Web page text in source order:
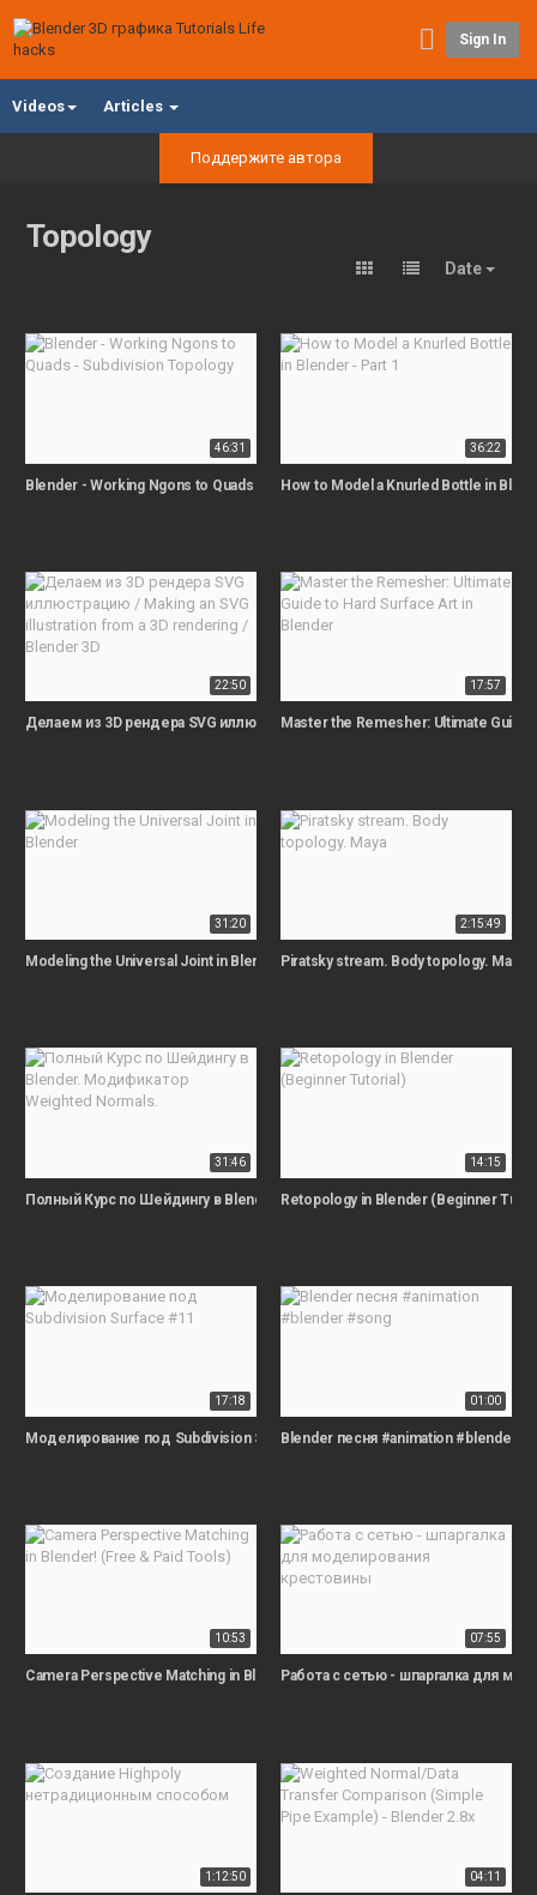
Sign In
Videos Articles
Поддержите автора
Topology
Date
46:31
Blender - Working Ngons to Quads - Subdivision Topology
36:22
How to Model a Knurled Bottle in
22:50
Делаем из 3D рендера SVG иллюстрацию / Making an SVG illustration from
17:57
Master the Remesher: Ultimate Guide
31:20
Modeling the Universal Joint in Blender
2:15:49
Piratsky stream. Body topology. Maya
31:46
Полный Курс по Шейдингу в Blender. Модификатор Weighted Normals.
14:15
Retopology in Blender (Beginner
17:18
Моделирование под Subdivision Surface #11
01:00
Blender песня #animation #blender
10:53
Camera Perspective Matching in Blender! (Free & Paid Tools)
07:55
Работа с сетью - шпаргалка для
1:12:50 04:11